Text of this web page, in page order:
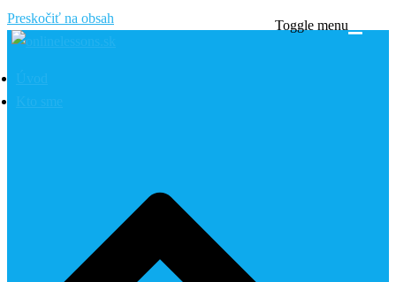
Preskočiť na obsah Toggle menu
Úvod
Kto sme